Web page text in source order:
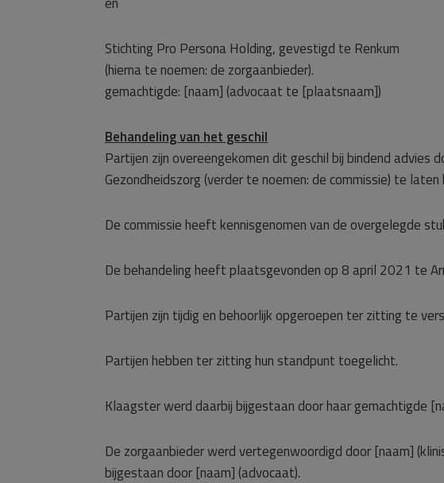
Stichting Pro Persona Holding, gevestigd te Renkum
(hierna te noemen: de zorgaanbieder).
gemachtigde: [naam] (advocaat te [plaatsnaam])
Behandeling van het geschil
Partijen zijn overeengekomen dit geschil bij bindend advies
Gezondheidszorg (verder te noemen: de commissie) te
De commissie heeft kennisgenomen van de overgelegde
De behandeling heeft plaatsgevonden op 8 april 2021 te
Partijen zijn tijdig en behoorlijk opgeroepen ter zitting te
Partijen hebben ter zitting hun standpunt toegelicht.
Klaagster werd daarbij bijgestaan door haar gemachtigde
De zorgaanbieder werd vertegenwoordigd door [naam]
bijgestaan door [naam] (advocaat).